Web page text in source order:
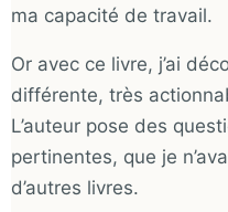
ma capacité de travail.
Or avec ce livre, j’ai
différente, très
L’auteur pose des
pertinentes, que je
d’autres livres.